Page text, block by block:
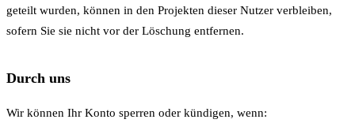
geteilt wurden, können in den Projekten dieser Nutzer verbleiben,
sofern Sie sie nicht vor der Löschung entfernen.
Durch uns
Wir können Ihr Konto sperren oder kündigen, wenn: